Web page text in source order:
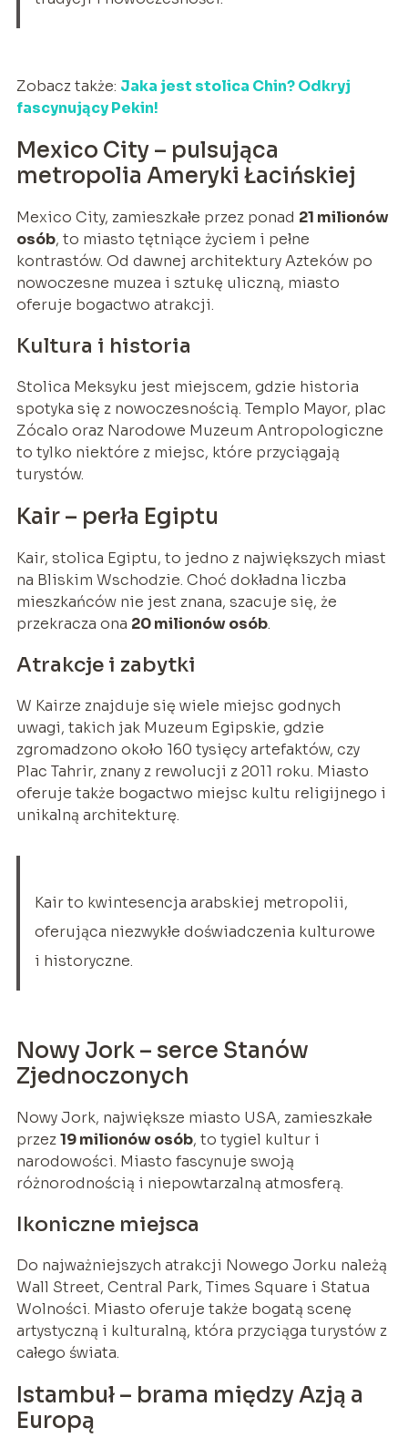
Zobacz także: Jaka jest stolica Chin? Odkryj
fascynujący Pekin!
Mexico City – pulsująca
metropolia Ameryki Łacińskiej
Mexico City, zamieszkałe przez ponad 21 milionów
osób, to miasto tętniące życiem i pełne
kontrastów. Od dawnej architektury Azteków po
nowoczesne muzea i sztukę uliczną, miasto
oferuje bogactwo atrakcji.
Kultura i historia
Stolica Meksyku jest miejscem, gdzie historia
spotyka się z nowoczesnością. Templo Mayor, plac
Zócalo oraz Narodowe Muzeum Antropologiczne
to tylko niektóre z miejsc, które przyciągają
turystów.
Kair – perła Egiptu
Kair, stolica Egiptu, to jedno z największych miast
na Bliskim Wschodzie. Choć dokładna liczba
mieszkańców nie jest znana, szacuje się, że
przekracza ona 20 milionów osób.
Atrakcje i zabytki
W Kairze znajduje się wiele miejsc godnych
uwagi, takich jak Muzeum Egipskie, gdzie
zgromadzono około 160 tysięcy artefaktów, czy
Plac Tahrir, znany z rewolucji z 2011 roku. Miasto
oferuje także bogactwo miejsc kultu religijnego i
unikalną architekturę.
Kair to kwintesencja arabskiej metropolii,
oferująca niezwykłe doświadczenia kulturowe
i historyczne.
Nowy Jork – serce Stanów
Zjednoczonych
Nowy Jork, największe miasto USA, zamieszkałe
przez19 milionów osób, to tygiel kultur i
narodowości. Miasto fascynuje swoją
różnorodnością i niepowtarzalną atmosferą.
Ikoniczne miejsca
Do najważniejszych atrakcji Nowego Jorku należą
Wall Street, Central Park, Times Square i Statua
Wolności. Miasto oferuje także bogatą scenę
artystyczną i kulturalną, która przyciąga turystów z
całego świata.
Istambuł – brama między Azją a
Europą